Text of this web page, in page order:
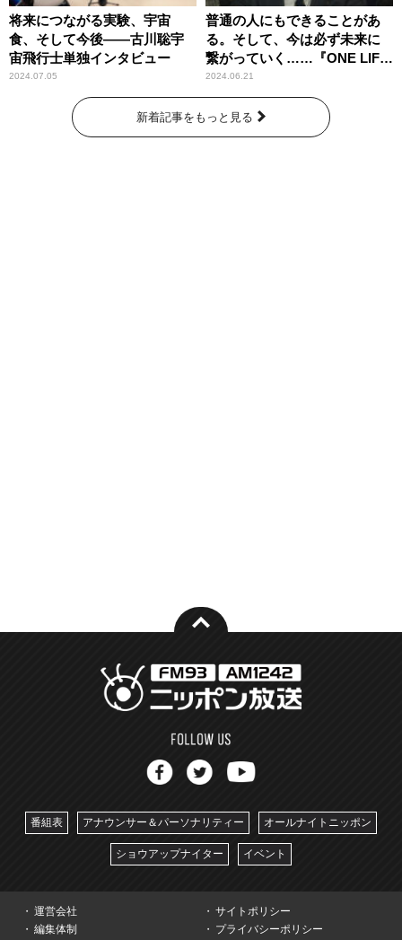
将来につながる実験、宇宙
食、そして今後――古川聡宇
宙飛行士単独インタビュー
2024.07.05
普通の人にもできることがあ
る。そして、今は必ず未来に
繋がっていく……『ONE LIFE
奇跡が繋いだ6000の命』
2024.06.21
新着記事をもっと見る
番組表 アナウンサー＆パーソナリティー オールナイトニッポン
ショウアップナイター イベント
運営会社
サイトポリシー
編集体制
プライバシーポリシー